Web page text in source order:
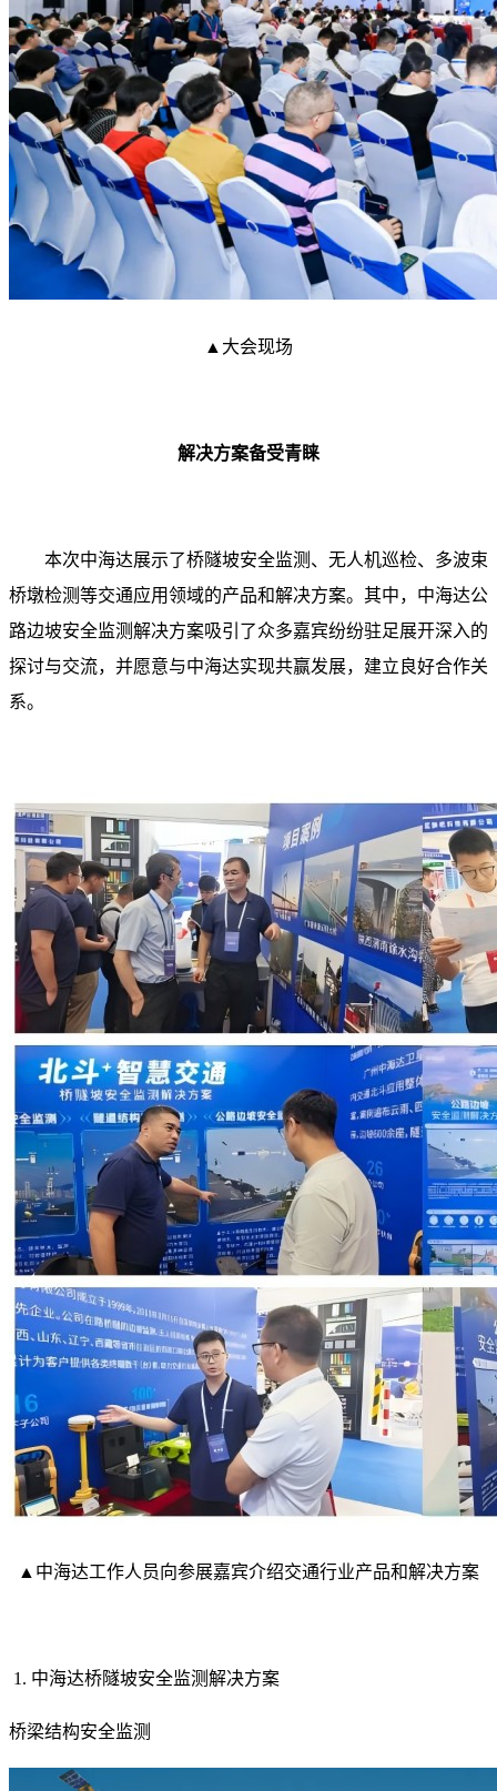
▲大会现场
解决方案备受青睐
本次中海达展示了桥隧坡安全监测、无人机巡检、多波束
桥墩检测等交通应用领域的产品和解决方案。其中，中海达公
路边坡安全监测解决方案吸引了众多嘉宾纷纷驻足展开深入的
探讨与交流，并愿意与中海达实现共赢发展，建立良好合作关
系。
▲中海达工作人员向参展嘉宾介绍交通行业产品和解决方案
1. 中海达桥隧坡安全监测解决方案
桥梁结构安全监测